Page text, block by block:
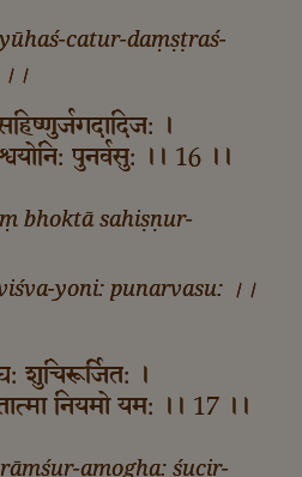
catur-daṃṣṭraś-
।
पुनर्वसु: ।। 16 ।।
bhoktā sahiṣṇur-
yoni: punarvasu: ।।
शुचिरूर्जित: ।
नियमो यम: ।। 17 ।।
amogha: śucir-